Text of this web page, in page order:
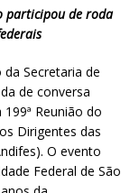
participou de roda
Secretaria de
de conversa
Reunião do
Dirigentes das
O evento
Federal de São